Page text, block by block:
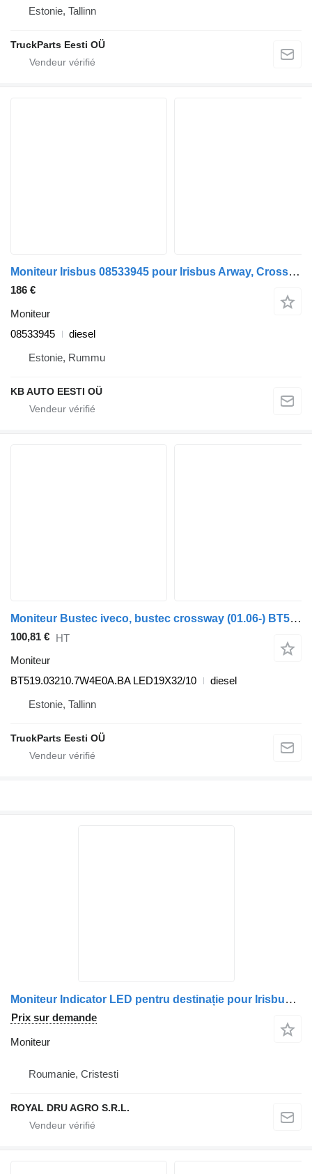
Estonie, Tallinn
TruckParts Eesti OÜ
Moniteur Irisbus 08533945 pour Irisbus Arway, Crossway, Crealis, Magelys, Proway, Daily Tourys (2006-)
186 €
Moniteur
08533945
diesel
Estonie, Rummu
KB AUTO EESTI OÜ
Moniteur Bustec iveco, bustec crossway (01.06-) BT519.03210.7W4E0A.BA pour Irisbus Arway, Crossway, Crealis, Magelys, Proway, Daily Tourys (2006-)
100,81 € HT
Moniteur
BT519.03210.7W4E0A.BA LED19X32/10
diesel
Estonie, Tallinn
TruckParts Eesti OÜ
Moniteur Indicator LED pentru destinație pour Irisbus Bustec
Prix sur demande
Moniteur
Roumanie, Cristesti
ROYAL DRU AGRO S.R.L.